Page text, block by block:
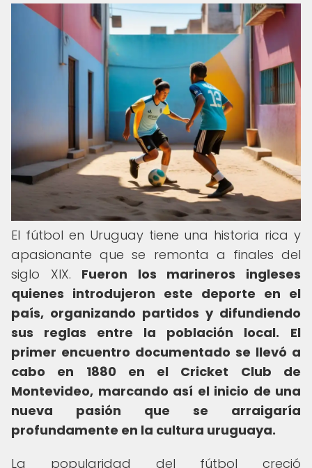
El fútbol en Uruguay tiene una historia rica y
apasionante que se remonta a finales del
siglo XIX. Fueron los marineros ingleses
quienes introdujeron este deporte en el
país, organizando partidos y difundiendo
sus reglas entre la población local.
El
primer encuentro documentado se llevó a
cabo en 1880 en el Cricket Club de
Montevideo, marcando así el inicio de una
nueva pasión que se arraigaría
profundamente en la cultura uruguaya.
La popularidad del fútbol creció